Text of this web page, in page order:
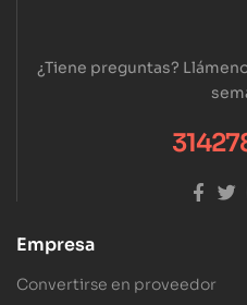
¿Tiene preguntas?
Empresa
Convertirse en proveedor